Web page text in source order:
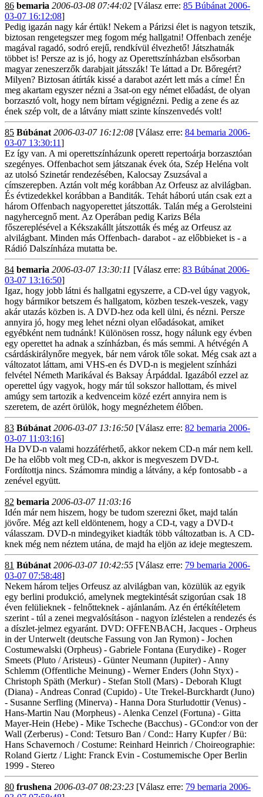
86 bemaria 2006-03-08 07:44:02 [Válasz erre: 85 Búbánat 2006-
03-07 16:12:08]
Pedig igazán nagy kár értük! Nekem a Párizsi élet is nagyon tetszik,
biztosan rengetegszer meg fogom még hallgatni! Offenbach zenéje
magával ragadó, sodró erejű, rendkívül élvezhető! Játszhatnák
többet is! Persze az is jó, hogy az Operettszínházban elsősorban
magyar zeneszerzők darabjait játsszák! Te láttad a Dr. Bőregért?
Milyen? Biztosan átírták kissé a darabot azért lett más a címe! Én
meg akartam egyszer nézni a 3sat-on egy német előadást, de olyan
borzasztó volt, hogy nem bírtam végignézni. Pedig a zene és az
ének szép volt, de a látvány miatt szinte kínszenvedés volt!
85 Búbánat 2006-03-07 16:12:08 [Válasz erre: 84 bemaria 2006-
03-07 13:30:11]
Ez így van. A mi operettszínházunk operett repertoárja borzasztóan
szegényes. Offenbachot sem játszanak évek óta, Szép Heléna volt
az utolsó Szinetár rendezésében, Kalocsay Zsuzsával a
címszerepben. Aztán volt még korábban Az Orfeusz az alvilágban.
És évtizedekkel korábban a Banditák. Tehát háború után csak ezt a
három Offenbach nagyoperettet játszották. Talán még a Gerolsteini
nagyhercegnő ment. Az Operában pedig Karizs Béla
főszereplésével a Kékszakállt játszották és még az Orfeusz az
alvilágbant. Minden más Offenbach- darabot - az előbbieket is - a
Rádió Dalszínháza mutatta be.
84 bemaria 2006-03-07 13:30:11 [Válasz erre: 83 Búbánat 2006-
03-07 13:16:50]
Igaz, hogy jobb látni és hallgatni egyszerre, a CD-vel úgy vagyok,
hogy bármikor betszem és hallgatom, közben teszek-veszek, vagy
akár utazás közben is. A DVD-hez oda kell ülni, és nézni. Persze
annyira jó, hogy meg lehet nézni olyan előadásokat, amiket
egyébként nem tudnánk! Különösen rossz, hogy nálunk egy évben
egy operettet ha adnak a színházban, és más semmi. A hétvégén A
csárdáskirálynőre megyek, bár nem várok tőle sokat. Még csak azt a
változatot láttam, ami VHS-en és DVD-n is megjelent színházi
felvétel Németh Marikával és Baksay Árpáddal. Igazából ezzel az
operettel úgy vagyok, hogy már túl sokszor hallottam, és mivel
amúgy sem tartozik a kedvenceim közé ezért annyira nem is
szeretem, de azért örülök, hogy megnézhetem élőben.
83 Búbánat 2006-03-07 13:16:50 [Válasz erre: 82 bemaria 2006-
03-07 11:03:16]
Ha DVD-n valami hozzáférhető, akkor nekem CD-n már nem kell.
De ha előbb volt meg CD-n, akkor is megveszem DVD-t.
Fordítottja nincs. Számomra mindig a látvány, a kép fontosabb - a
zenével együtt.
82 bemaria 2006-03-07 11:03:16
Idén már nem hiszem, hogy be tudom szerezni őket, majd talán
jövőre. Még azt kell eldöntenem, hogy a CD-t, vagy a DVD-t
válasszam. DVD-n mindegyiket kiadták több változatban is. A CD-
knek még nem néztem utána, de majd ha eljön az ideje megteszem.
81 Búbánat 2006-03-07 10:42:55 [Válasz erre: 79 bemaria 2006-
03-07 07:58:48]
Nekem három teljes Orfeusz az alvilágban van, közülük az egyik
egy berlini produkció, amelynek megtekintésát szigorúan csak 18
éven felülieknek - felnőtteknek - ajánlanám. Az én értékítéletem
szerint - túl a zenei megvalósításon - nagyon ízléstelen a rendezés és
a díszlet-jelmez egyaránt. DVD: OFFENBACH, Jacques - Orpheus
in der Unterwelt (deutsche Fassung von Jan Rymon) - Jochen
Costumewalski (Orpheus) - Gabriele Fontana (Eurydike) - Roger
Smeets (Pluto / Aristeus) - Günter Neumann (Jupiter) - Anny
Schlemm (Offentliche Meinung) - Werner Enders (John Styx) -
Christoph Späth (Merkur) - Stefan Stoll (Mars) - Deborah Klugt
(Diana) - Andreas Conrad (Cupido) - Ute Trekel-Burckhardt (Juno)
- Susanne Serfling (Minerva) - Hanna Dora Sturludottir (Venus) -
Hans-Martin Nau (Morpheus) - Alenka Cenzel (Fortuna) - Gitta
Mayer-Hein (Hebe) - Mike Tscheche (Bacchus) - GCond:or von der
Wall (Zerberus) - Cond: Tetsuro Ban / Cond:: Harry Kupfer / Bü:
Hans Schavernoch / Costume: Reinhard Heinrich / Choireographie:
Roland Giertz / Light: Franck Evin - Costumemische Oper Berlin
1999 - Stereo
80 frushena 2006-03-07 08:23:23 [Válasz erre: 79 bemaria 2006-